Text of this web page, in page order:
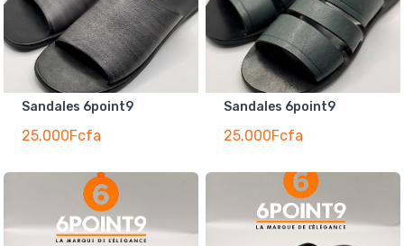
Sandales 6point9
25.000Fcfa
Sandales 6point9
25.000Fcfa